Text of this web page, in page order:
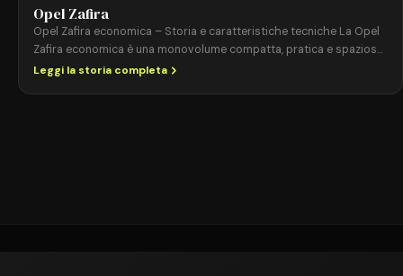
Opel Zafira
Opel Zafira economica – Storia e caratteristiche tecniche La Opel
Zafira economica è una monovolume compatta, pratica e spaziosa,
progettata per offrire flessibilità, comfort e contenimento dei costi.
Leggi la storia completa